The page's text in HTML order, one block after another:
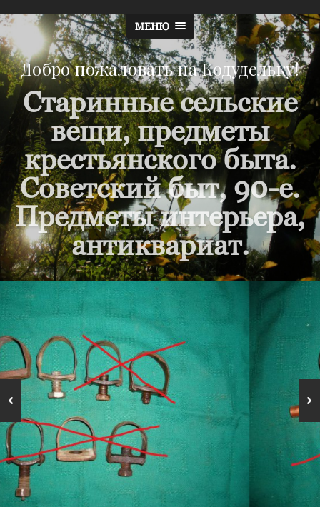
МЕНЮ
Добро пожаловать на Кодудельку!
Старинные сельские
вещи, предметы
крестьянского быта.
Советский быт, 90-е.
Предметы интерьера,
антиквариат.